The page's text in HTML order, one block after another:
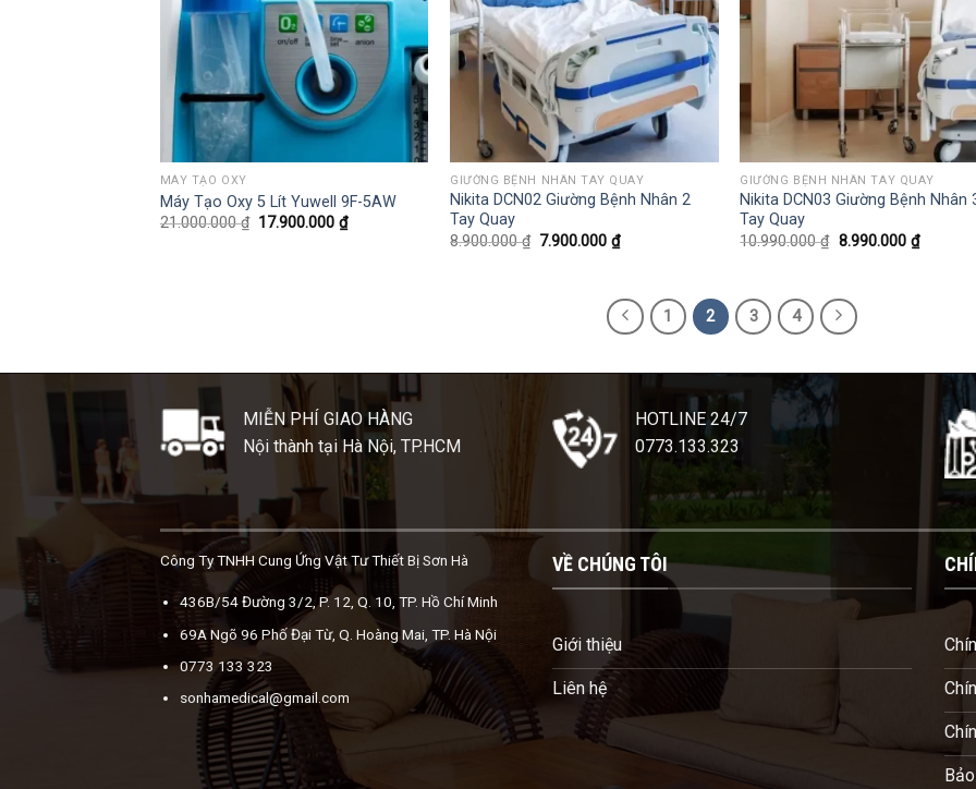
MÁY TẠO OXY
Máy Tạo Oxy 5 Lít Yuwell 9F-5AW
21.000.000₫ Giá
17.900.000₫Giá
hiện
GIƯỜNG BỆNH NHÂN TAY QUAY
Nikita DCN02 Giường Bệnh Nhân 2
Tay Quay
8.900.000₫ Giá
7.900.000₫Giá
hiện
7.900.000 ₫.
GIƯỜNG BỆNH NHÂN TAY QUAY
Nikita DCN03 Giường Bệnh Nhân
Tay Quay
10.990.000₫ Giá
8.990.000 ₫Giá
hiện
1 2 3 4
MIỄN PHÍ GIAO HÀNG
Nội thành tại Hà Nội, TP.HCM
HOTLINE 24/7
0773.133.323
Công Ty TNHH Cung Ứng Vật Tư Thiết Bị Sơn Hà
436B/54 Đường 3/2, P. 12, Q. 10, TP. Hồ Chí Minh
69A Ngõ 96 Phố Đại Từ, Q. Hoàng Mai, TP. Hà Nội
0773 133 323
sonhamedical@gmail.com
VỀ CHÚNG TÔI
Giới thiệu
Liên hệ